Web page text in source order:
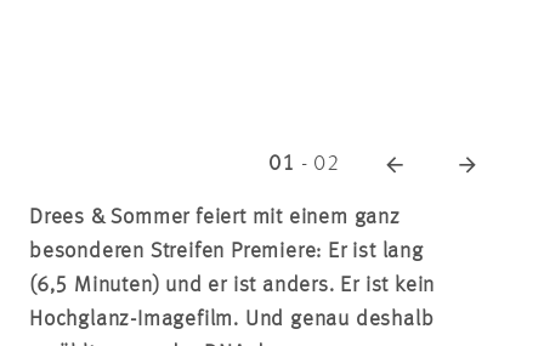
01 - 02
Drees & Sommer feiert mit einem ganz
besonderen Streifen Premiere: Er ist lang
(6,5 Minuten) und er ist anders. Er ist kein
Hochglanz-Imagefilm. Und genau deshalb